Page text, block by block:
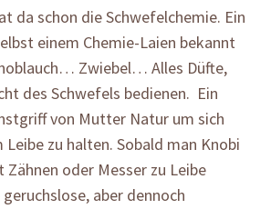
da schon die Schwefelchemie. Ein
einem Chemie-Laien bekannt
Zwiebel… Alles Düfte,
des Schwefels bedienen. Ein
von Mutter Natur um sich
zu halten. Sobald man Knobi
oder Messer zu Leibe
aber dennoch